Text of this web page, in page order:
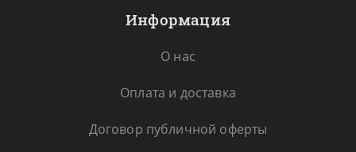
Информация
О нас
Оплата и доставка
Договор публичной оферты